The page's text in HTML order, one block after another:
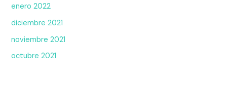
enero 2022
diciembre 2021
noviembre 2021
octubre 2021